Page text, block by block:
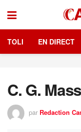
TOLI EN DIRECT
C. G.
par Redaction